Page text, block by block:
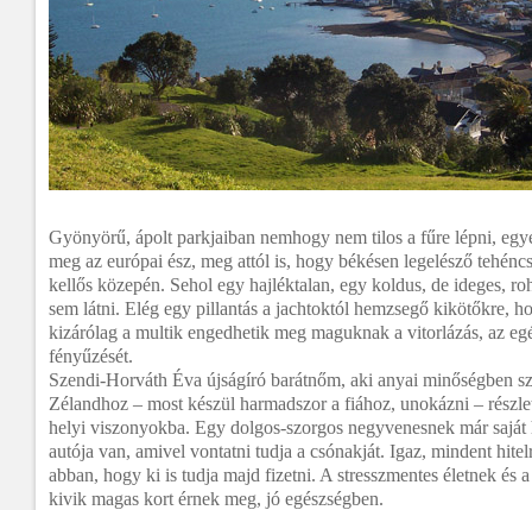
Gyönyörű, ápolt parkjaiban nemhogy nem tilos a fűre lépni,
meg az európai ész, meg attól is, hogy békésen legelésző
kellős közepén. Sehol egy hajléktalan, egy koldus, de ideges,
sem látni. Elég egy pillantás a jachtoktól hemzsegő kikötőkre,
kizárólag a multik engedhetik meg maguknak a vitorlázás, az
fényűzését.
Szendi-Horváth Éva újságíró barátnőm, aki anyai minőségben
Zélandhoz – most készül harmadszor a fiához, unokázni –
helyi viszonyokba. Egy dolgos-szorgos negyvenesnek már saját
autója van, amivel vontatni tudja a csónakját. Igaz, mindent
abban, hogy ki is tudja majd fizetni. A stresszmentes életnek és
kivik magas kort érnek meg, jó egészségben.